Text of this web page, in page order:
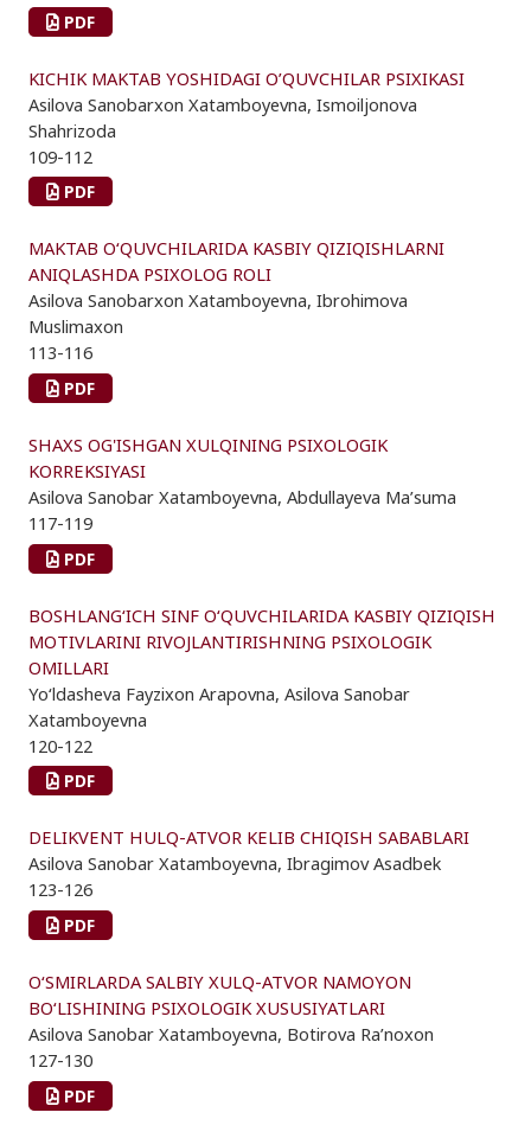
PDF
KICHIK MAKTAB YOSHIDAGI O’QUVCHILAR PSIXIKASI
Asilova Sanobarxon Xatamboyevna, Ismoiljonova
Shahrizoda
109-112
PDF
MAKTAB O‘QUVCHILARIDA KASBIY QIZIQISHLARNI
ANIQLASHDA PSIXOLOG ROLI
Asilova Sanobarxon Xatamboyevna, Ibrohimova
Muslimaxon
113-116
PDF
SHAXS OG'ISHGAN XULQINING PSIXOLOGIK
KORREKSIYASI
Asilova Sanobar Xatamboyevna, Abdullayeva Ma’suma
117-119
PDF
BOSHLANG‘ICH SINF O‘QUVCHILARIDA KASBIY QIZIQISH
MOTIVLARINI RIVOJLANTIRISHNING PSIXOLOGIK
OMILLARI
Yo‘ldasheva Fayzixon Arapovna, Asilova Sanobar
Xatamboyevna
120-122
PDF
DELIKVENT HULQ-ATVOR KELIB CHIQISH SABABLARI
Asilova Sanobar Xatamboyevna, Ibragimov Asadbek
123-126
PDF
O‘SMIRLARDA SALBIY XULQ-ATVOR NAMOYON
BO‘LISHINING PSIXOLOGIK XUSUSIYATLARI
Asilova Sanobar Xatamboyevna, Botirova Ra’noxon
127-130
PDF